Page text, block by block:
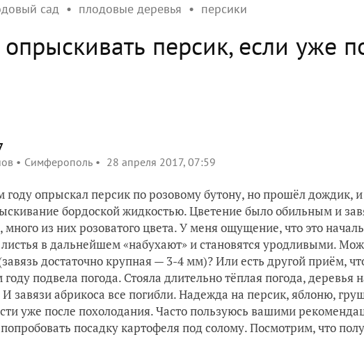
сад плодовые деревья персики
персик, если уже
Симферополь 28 апреля 2017, 07:59
опрыскал персик по розовому бутону, но прошёл дождик,
бордоской жидкостью. Цветение было обильным и
много из них розоватого цвета. У меня ощущение, что это
листья в дальнейшем «набухают» и становятся уродливыми.
достаточно крупная — 3-4 мм)? Или есть другой приём,
подвела погода. Стояла длительно тёплая погода, деревья
завязи абрикоса все погибли. Надежда на персик, яблоню,
уже после похолодания. Часто пользуюсь вашими
посадку картофеля под солому. Посмотрим, что